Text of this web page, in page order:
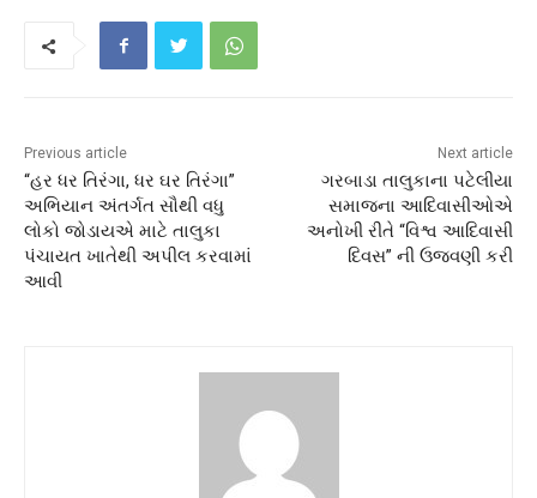
Previous article
“હર ધર તિરંગા, ધર ઘર તિરંગા”
અભિયાન અંતર્ગત સૌથી વધુ
લોકો જોડાયએ માટે તાલુકા
પંચાયત ખાતેથી અપીલ કરવામાં
આવી
Next article
ગરબાડા તાલુકાના પટેલીયા
સમાજના આદિવાસીઓએ
અનોખી રીતે “વિશ્વ આદિવાસી
દિવસ” ની ઉજવણી કરી